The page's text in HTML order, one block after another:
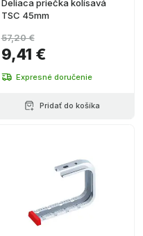
Deliaca priečka kolísavá
TSC 45mm
9,41 €
57,20 €
Expresné doručenie
Pridať do košíka